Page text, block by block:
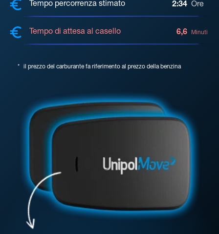
Tempo percorrenza stimato 2:34 Ore
Tempo di attesa al casello 6,6 Minuti
* il prezzo del carburante fa riferimento al prezzo della benzina